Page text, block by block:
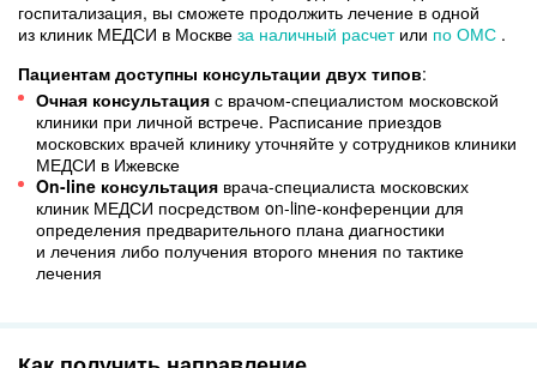
госпитализация, вы сможете продолжить лечение в одной
из клиник МЕДСИ в Москве за наличный расчетили по ОМС .
Пациентам доступны консультации двух типов:
Очная консультация с врачом-специалистом московской
клиники при личной встрече. Расписание приездов
московских врачей клинику уточняйте у сотрудников клиники
МЕДСИ в Ижевске
On-line консультация врача-специалиста московских
клиник МЕДСИ посредством on-line-конференции для
определения предварительного плана диагностики
и лечения либо получения второго мнения по тактике
лечения